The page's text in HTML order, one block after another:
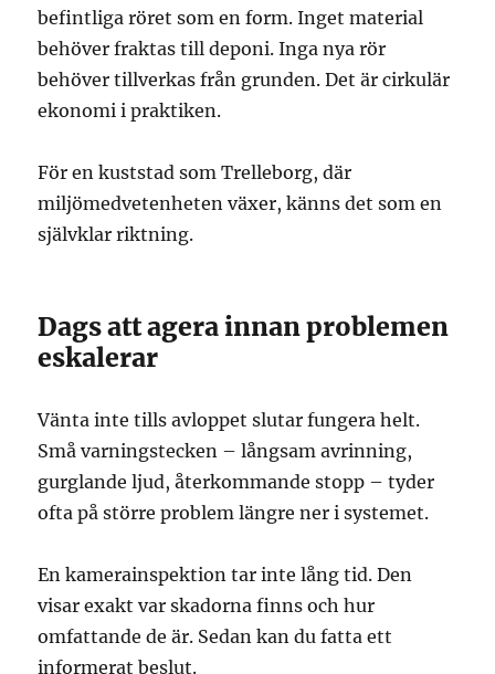
befintliga röret som en form. Inget material
behöver fraktas till deponi. Inga nya rör
behöver tillverkas från grunden. Det är cirkulär
ekonomi i praktiken.
För en kuststad som Trelleborg, där
miljömedvetenheten växer, känns det som en
självklar riktning.
Dags att agera innan problemen
eskalerar
Vänta inte tills avloppet slutar fungera helt.
Små varningstecken – långsam avrinning,
gurglande ljud, återkommande stopp – tyder
ofta på större problem längre ner i systemet.
En kamerainspektion tar inte lång tid. Den
visar exakt var skadorna finns och hur
omfattande de är. Sedan kan du fatta ett
informerat beslut.